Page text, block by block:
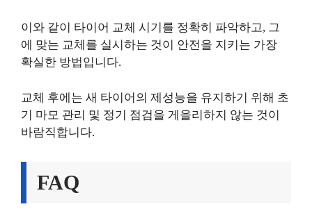
이와 같이 타이어 교체 시기를 정확히 파악하고, 그
에 맞는 교체를 실시하는 것이 안전을 지키는 가장
확실한 방법입니다.
교체 후에는 새 타이어의 제성능을 유지하기 위해 초
기 마모 관리 및 정기 점검을 게을리하지 않는 것이
바람직합니다.
FAQ